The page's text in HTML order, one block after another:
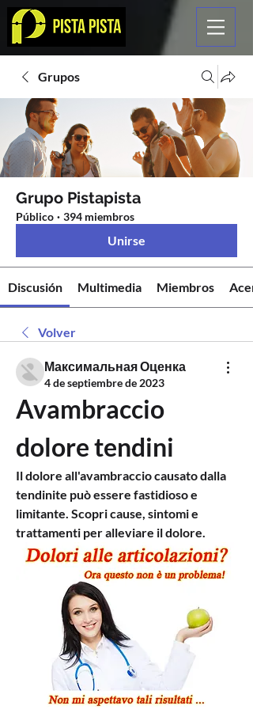
Grupos
Grupo Pistapista
Público · 394 miembros
Unirse
Discusión Multimedia Miembros
Volver
Максимальная Оценка
4 de septiembre de 2023
Avambraccio
dolore tendini
Il dolore all'avambraccio causato dalla
tendinite può essere fastidioso e
limitante. Scopri cause, sintomi e
trattamenti per alleviare il dolore.